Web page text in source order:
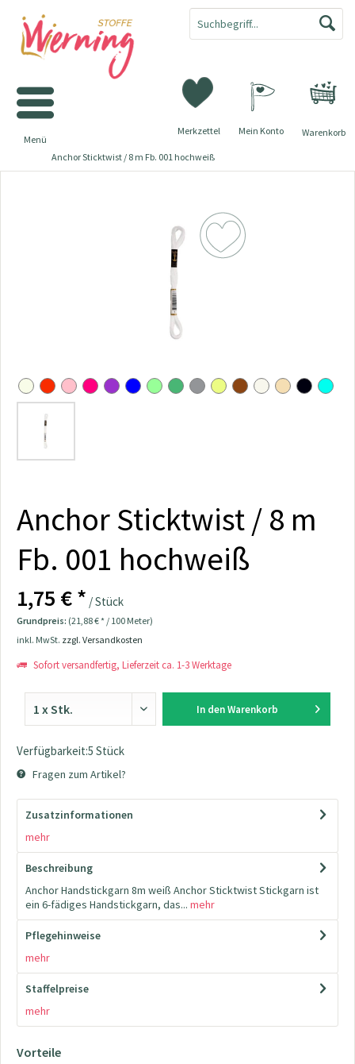
Warenkorb
Merkzettel Mein Konto
Menü
Anchor Sticktwist / 8 m Fb. 001 hochweiß
Anchor Sticktwist / 8 m
Fb. 001 hochweiß
1,75 € * / Stück
Grundpreis: (21,88 € * / 100 Meter)
inkl. MwSt. zzgl. Versandkosten
Sofort versandfertig, Lieferzeit ca. 1-3 Werktage
In den Warenkorb
Verfügbarkeit:5 Stück
Fragen zum Artikel?
Zusatzinformationen
mehr
Beschreibung
Anchor Handstickgarn 8m weiß Anchor Sticktwist Stickgarn ist
ein 6-fädiges Handstickgarn, das... mehr
Pflegehinweise
mehr
Staffelpreise
mehr
Vorteile